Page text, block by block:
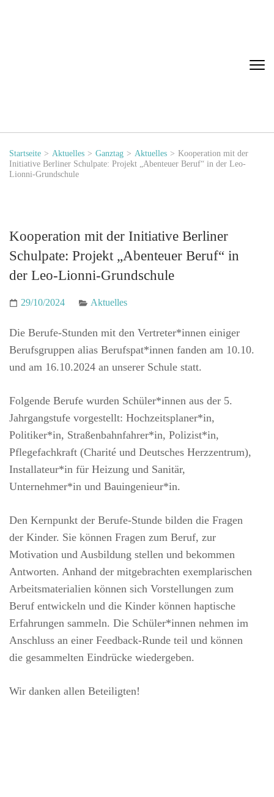
Startseite > Aktuelles > Ganztag > Aktuelles > Kooperation mit der
Initiative Berliner Schulpate: Projekt „Abenteuer Beruf“ in der Leo-
Lionni-Grundschule
Kooperation mit der Initiative Berliner
Schulpate: Projekt „Abenteuer Beruf“ in
der Leo-Lionni-Grundschule
29/10/2024 Aktuelles
Die Berufe-Stunden mit den Vertreter*innen einiger
Berufsgruppen alias Berufspat*innen fanden am 10.10.
und am 16.10.2024 an unserer Schule statt.
Folgende Berufe wurden Schüler*innen aus der 5.
Jahrgangstufe vorgestellt: Hochzeitsplaner*in,
Politiker*in, Straßenbahnfahrer*in, Polizist*in,
Pflegefachkraft (Charité und Deutsches Herzzentrum),
Installateur*in für Heizung und Sanitär,
Unternehmer*in und Bauingenieur*in.
Den Kernpunkt der Berufe-Stunde bilden die Fragen
der Kinder. Sie können Fragen zum Beruf, zur
Motivation und Ausbildung stellen und bekommen
Antworten. Anhand der mitgebrachten exemplarischen
Arbeitsmaterialien können sich Vorstellungen zum
Beruf entwickeln und die Kinder können haptische
Erfahrungen sammeln. Die Schüler*innen nehmen im
Anschluss an einer Feedback-Runde teil und können
die gesammelten Eindrücke wiedergeben.
Wir danken allen Beteiligten!